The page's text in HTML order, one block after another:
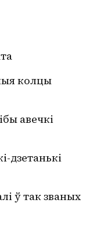
колцы
авечкі
дзетанькі
ў так званых